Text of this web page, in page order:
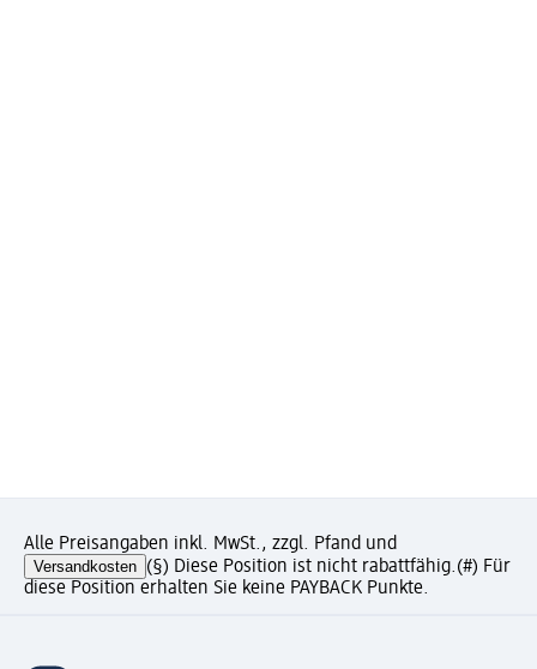
Alle Preisangaben inkl. MwSt., zzgl. Pfand und
Versandkosten (§) Diese Position ist nicht rabattfähig.(#) Für
diese Position erhalten Sie keine PAYBACK Punkte.